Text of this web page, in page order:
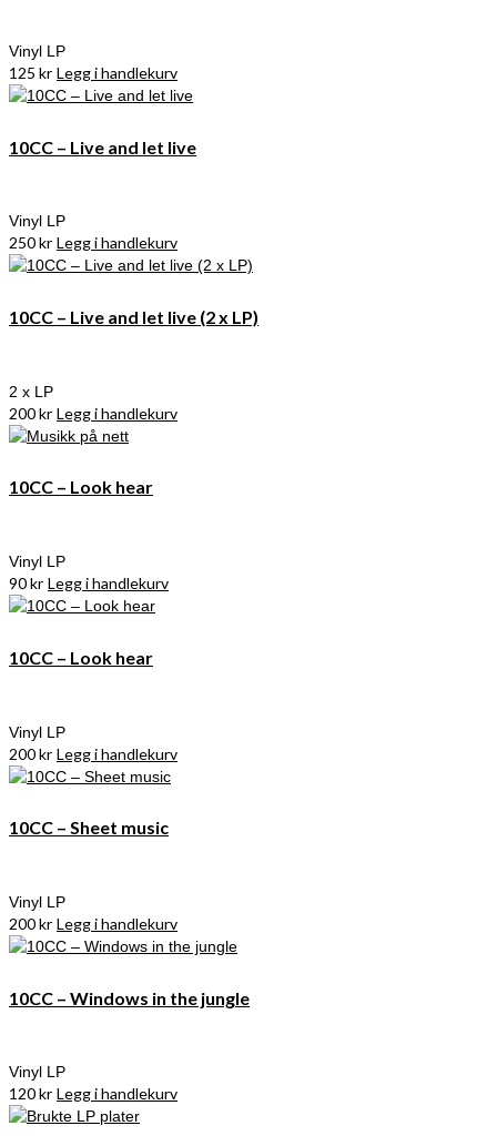
Vinyl LP
125 kr Legg i handlekurv
10CC – Live and let live
Vinyl LP
250kr Legg i handlekurv
10CC – Live and let live (2 x LP)
2 x LP
200kr Legg i handlekurv
10CC – Look hear
Vinyl LP
90kr Legg i handlekurv
10CC – Look hear
Vinyl LP
200kr Legg i handlekurv
10CC – Sheet music
Vinyl LP
200kr Legg i handlekurv
10CC – Windows in the jungle
Vinyl LP
120kr Legg i handlekurv